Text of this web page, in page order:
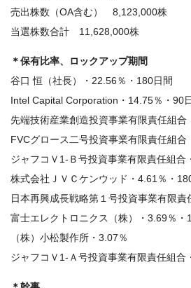
売出株数（OA含む） 8,123,000株
当選株数合計 11,628,000株
＊保有比率、ロックアップ期間
谷口 恒（社長）・22.56％・180日間
Intel Capital Corporation・14.75％・90
先端技術産業創造投資事業有限責任組合
FVCグロース二号投資事業有限責任組合
ジャフコＶ1-Ｂ号投資事業有限責任組合
株式会社ＪＶＣケンウッド・4.61％・
日本再興成長戦略第１号投資事業有限
富士エレクトロニクス（株）・3.69％・
（株）小松製作所・3.07％
ジャフコＶ1-Ａ号投資事業有限責任組合